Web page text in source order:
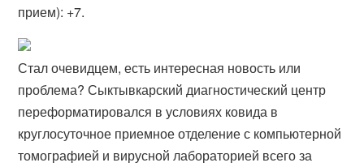
прием): +​7.
Стал очевидцем, есть интересная новость или
проблема? Сыктывкарский диагностический центр
переформатировался в условиях ковида в
круглосуточное приемное отделение с компьютерной
томографией и вирусной лабораторией всего за